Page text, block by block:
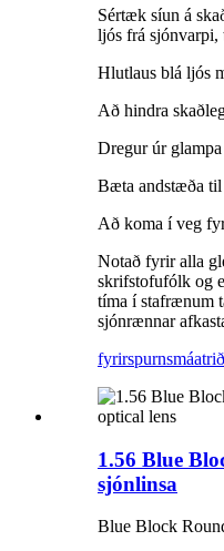
Sértæk síun á
ljós frá sjónvarpi,
Hlutlaus blá ljós
Að hindra
Dregur úr
Bæta andstæða
Að koma í veg
Notað fyrir alla
skrifstofufólk og
tíma í stafrænum
sjónrænnar
fyrirspurn
1.56 Blue
sjónlinsa
Blue Block